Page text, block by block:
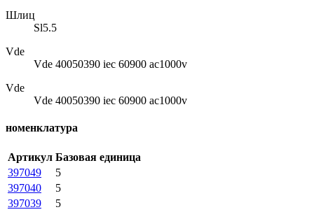
Шлиц
Sl5.5
Vde
Vde 40050390 iec 60900 ac1000v
Vde
Vde 40050390 iec 60900 ac1000v
номенклатура
Артикул Базовая единица
397049
5
397040
5
397039
5